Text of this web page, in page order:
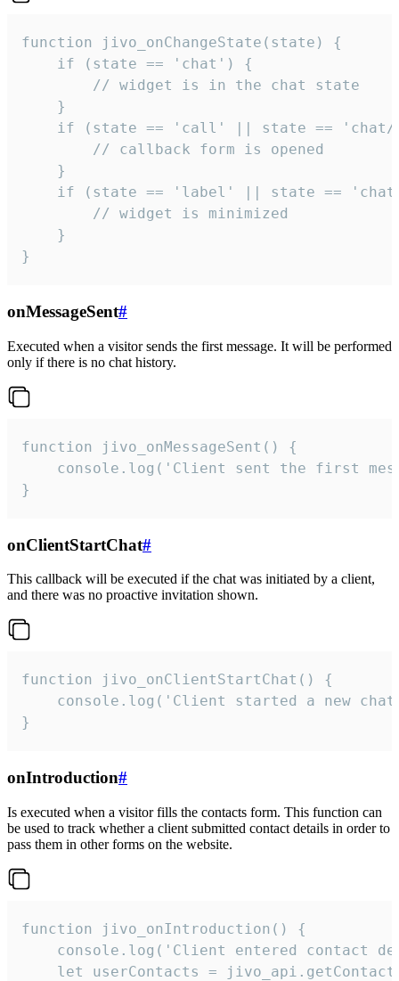
function jivo_onChangeState(state) {
    if (state == 'chat') {
        // widget is in the chat state
    }
if (state == 'call' || state ==
        // callback form is opened
    }
if (state == 'label' || state ==
        // widget is minimized
    }
}
onMessageSent#
Executed when a visitor sends the first message. It will be performed
only if there is no chat history.
function jivo_onMessageSent() {
console.log('Client sent the first
}
onClientStartChat#
This callback will be executed if the chat was initiated by a client,
and there was no proactive invitation shown.
function jivo_onClientStartChat() {
console.log('Client started a new
}
onIntroduction#
Is executed when a visitor fills the contacts form. This function can
be used to track whether a client submitted contact details in order to
pass them in other forms on the website.
function jivo_onIntroduction() {
console.log('Client entered contact
let userContacts =